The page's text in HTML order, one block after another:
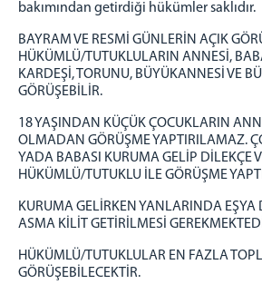
bakımından getirdiği hükümler saklıdır.
BAYRAM VE RESMİ GÜNLERİN AÇIK
HÜKÜMLÜ/TUTUKLULARIN ANNESİ,
KARDEŞİ, TORUNU, BÜYÜKANNESİ VE
GÖRÜŞEBİLİR.
18 YAŞINDAN KÜÇÜK ÇOCUKLARIN
OLMADAN GÖRÜŞME YAPTIRILAMAZ.
YADA BABASI KURUMA GELİP DİLEKÇE
HÜKÜMLÜ/TUTUKLU İLE GÖRÜŞME
KURUMA GELİRKEN YANLARINDA EŞYA
ASMA KİLİT GETİRİLMESİ
HÜKÜMLÜ/TUTUKLULAR EN FAZLA
GÖRÜŞEBİLECEKTİR.